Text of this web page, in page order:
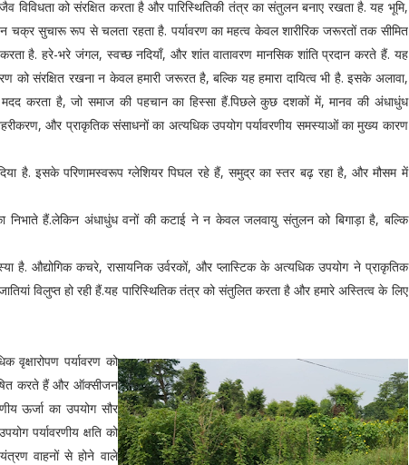
विविधता को संरक्षित करता है और पारिस्थितिकी तंत्र का संतुलन बनाए रखता है. यह भूमि,
सुचारू रूप से चलता रहता है. पर्यावरण का महत्व केवल शारीरिक जरूरतों तक सीमित
करता है. हरे-भरे जंगल, स्वच्छ नदियाँ, और शांत वातावरण मानसिक शांति प्रदान करते हैं. यह
को संरक्षित रखना न केवल हमारी जरूरत है, बल्कि यह हमारा दायित्व भी है. इसके अलावा,
करता है, जो समाज की पहचान का हिस्सा हैं.पिछले कुछ दशकों में, मानव की अंधाधुंध
और प्राकृतिक संसाधनों का अत्यधिक उपयोग पर्यावरणीय समस्याओं का मुख्य कारण
है. इसके परिणामस्वरूप ग्लेशियर पिघल रहे हैं, समुद्र का स्तर बढ़ रहा है, और मौसम में
निभाते हैं.लेकिन अंधाधुंध वनों की कटाई ने न केवल जलवायु संतुलन को बिगाड़ा है, बल्कि
है. औद्योगिक कचरे, रासायनिक उर्वरकों, और प्लास्टिक के अत्यधिक उपयोग ने प्राकृतिक
विलुप्त हो रही हैं.यह पारिस्थितिक तंत्र को संतुलित करता है और हमारे अस्तित्व के लिए
पर्यावरण को
करते हैं और ऑक्सीजन
ऊर्जा का उपयोग सौर
पर्यावरणीय क्षति को
वाहनों से होने वाले